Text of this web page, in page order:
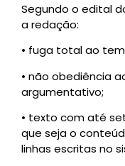
Segundo o edital
a redação:
• fuga total ao
• não obediência
argumentativo;
• texto com até
que seja o
linhas escritas no